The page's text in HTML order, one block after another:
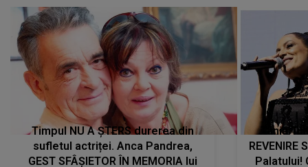
Timpul NU A ȘTERS durerea din
sufletul actriței. Anca Pandrea,
GEST SFÂȘIETOR ÎN MEMORIA lui
Tania
REVENIRE
Palatului!